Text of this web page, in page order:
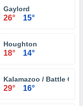
Gaylord
26° 15°
Houghton
18° 14°
Kalamazoo / Battle
29° 16°